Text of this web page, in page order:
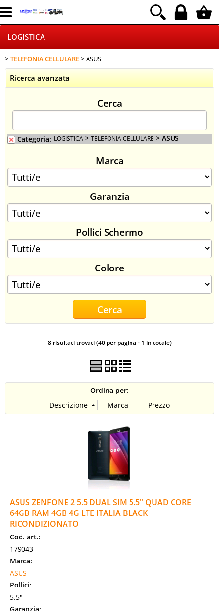
HOME PAGE
CHI SIAMO
LOGISTICA
NEGOZI ON LINE
DROPSHIPPING
SINCRONIZZATI CON NOI
SPEDIZIONI
PAGAMENTI
TELEFONIA CELLULARE ASUS
Ricerca avanzata
Cerca
Categoria: LOGISTICA > TELEFONIA CELLULARE > ASUS
Marca
Garanzia
Pollici Schermo
Colore
8 risultati trovati (40 per pagina - 1 in totale)
Ordina per:
ASUS ZENFONE 2 5.5 DUAL SIM 5.5" QUAD CORE
64GB RAM 4GB 4G LTE ITALIA BLACK
RICONDIZIONATO
Cod. art.:
179043
Marca:
ASUS
Pollici:
5.5"
Garanzia: